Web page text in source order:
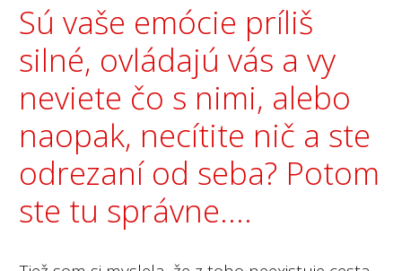
Sú vaše emócie príliš
silné, ovládajú vás a vy
neviete čo s nimi, alebo
naopak, necítite nič a ste
odrezaní od seba? Potom
ste tu správne....